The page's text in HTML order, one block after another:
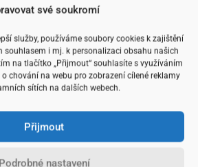
své soukromí
služby, používáme soubory cookies k zajištění
souhlasem i mj. k personalizaci obsahu našich
na tlačítko „Přijmout“ souhlasíte s využíváním
chování na webu pro zobrazení cílené reklamy
sítích na dalších webech.
Přijmout
Podrobné nastavení
zázemí, které dokáže
know-how a letité zkušenosti. Bez
modelubychom ale nejspíš takový
neměli. V rámci něj patříme mezi
jste rostli také tím, že jste do